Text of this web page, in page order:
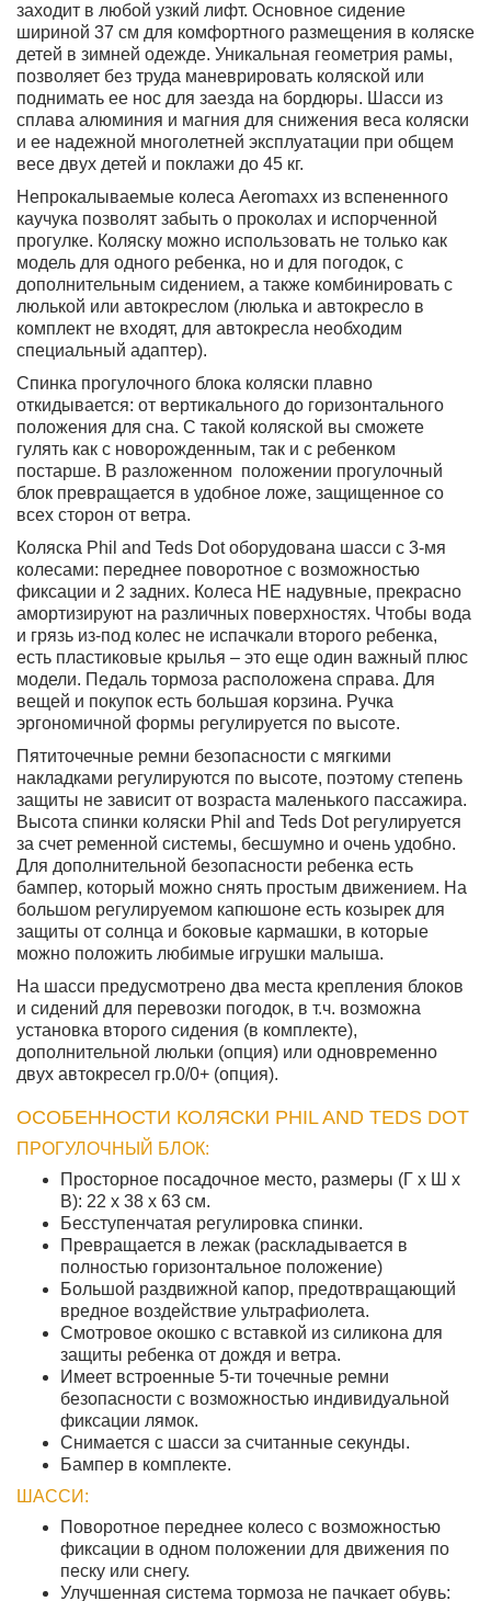
заходит в любой узкий лифт. Основное сидение
шириной 37 см для комфортного размещения в коляске
детей в зимней одежде. Уникальная геометрия рамы,
позволяет без труда маневрировать коляской или
поднимать ее нос для заезда на бордюры. Шасси из
сплава алюминия и магния для снижения веса коляски
и ее надежной многолетней эксплуатации при общем
весе двух детей и поклажи до 45 кг.
Непрокалываемые колеса Aeromaxx из вспененного
каучука позволят забыть о проколах и испорченной
прогулке. Коляску можно использовать не только как
модель для одного ребенка, но и для погодок, с
дополнительным сидением, а также комбинировать с
люлькой или автокреслом (люлька и автокресло в
комплект не входят, для автокресла необходим
специальный адаптер).
Спинка прогулочного блока коляски плавно
откидывается: от вертикального до горизонтального
положения для сна. С такой коляской вы сможете
гулять как с новорожденным, так и с ребенком
постарше. В разложенном положении прогулочный
блок превращается в удобное ложе, защищенное со
всех сторон от ветра.
Коляска Phil and Teds Dot оборудована шасси с 3-мя
колесами: переднее поворотное с возможностью
фиксации и 2 задних. Колеса НЕ надувные, прекрасно
амортизируют на различных поверхностях. Чтобы вода
и грязь из-под колес не испачкали второго ребенка,
есть пластиковые крылья – это еще один важный плюс
модели. Педаль тормоза расположена справа. Для
вещей и покупок есть большая корзина. Ручка
эргономичной формы регулируется по высоте.
Пятиточечные ремни безопасности с мягкими
накладками регулируются по высоте, поэтому степень
защиты не зависит от возраста маленького пассажира.
Высота спинки коляски Phil and Teds Dot регулируется
за счет ременной системы, бесшумно и очень удобно.
Для дополнительной безопасности ребенка есть
бампер, который можно снять простым движением. На
большом регулируемом капюшоне есть козырек для
защиты от солнца и боковые кармашки, в которые
можно положить любимые игрушки малыша.
На шасси предусмотрено два места крепления блоков
и сидений для перевозки погодок, в т.ч. возможна
установка второго сидения (в комплекте),
дополнительной люльки (опция) или одновременно
двух автокресел гр.0/0+ (опция).
ОСОБЕННОСТИ КОЛЯСКИ PHIL AND TEDS DOT
ПРОГУЛОЧНЫЙ БЛОК:
Просторное посадочное место, размеры (Г х Ш х
В): 22 x 38 x 63 см.
Бесступенчатая регулировка спинки.
Превращается в лежак (раскладывается в
полностью горизонтальное положение)
Большой раздвижной капор, предотвращающий
вредное воздействие ультрафиолета.
Смотровое окошко с вставкой из силикона для
защиты ребенка от дождя и ветра.
Имеет встроенные 5-ти точечные ремни
безопасности с возможностью индивидуальной
фиксации лямок.
Снимается с шасси за считанные секунды.
Бампер в комплекте.
ШАССИ:
Поворотное переднее колесо с возможностью
фиксации в одном положении для движения по
песку или снегу.
Улучшенная система тормоза не пачкает обувь: